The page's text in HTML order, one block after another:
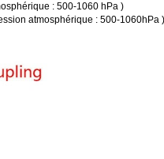
: 500-1060 hPa )
atmosphérique : 500-1060hPa )